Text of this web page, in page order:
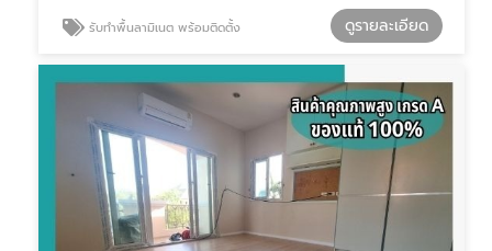
รับทำพื้นลามิเนต พร้อมติดตั้ง ดูรายละเอียด